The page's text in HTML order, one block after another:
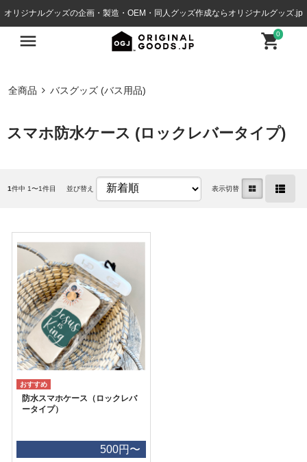
オリジナルグッズの企画・製造・OEM・同人グッズ作成ならオリジナルグッズ.jp
0
全商品 バスグッズ (バス用品)
スマホ防水ケース (ロックレバータイプ)
1件中 1〜1件目 並び替え 表示切替
防水スマホケース（ロックレバ
ータイプ）
500円〜